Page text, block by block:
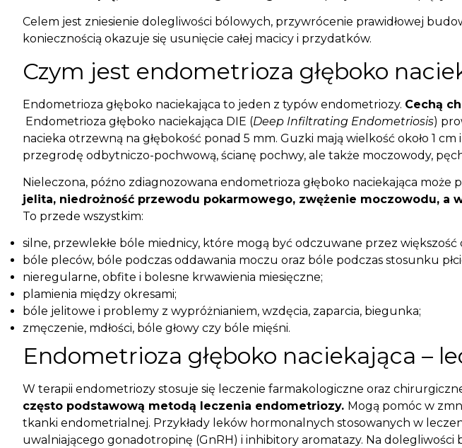
Celem jest zniesienie dolegliwości bólowych, przywrócenie prawidłowej
koniecznością okazuje się usunięcie całej macicy i przydatków.
Czym jest endometrioza głęboko
Endometrioza głęboko naciekająca to jeden z typów endometriozy. Cechą
Endometrioza głęboko naciekająca DIE (Deep Infiltrating Endometriosis)
nacieka otrzewną na głębokość ponad 5 mm. Guzki mają wielkość około 1
przegrodę odbytniczo-pochwową, ścianę pochwy, ale także moczowody,
Nieleczona, późno zdiagnozowana endometrioza głęboko naciekająca może
jelita, niedrożność przewodu pokarmowego, zwężenie moczowodu, a
To przede wszystkim:
silne, przewlekłe bóle miednicy, które mogą być odczuwane przez większość
bóle pleców, bóle podczas oddawania moczu oraz bóle podczas stosunku
nieregularne, obfite i bolesne krwawienia miesięczne;
plamienia między okresami;
bóle jelitowe i problemy z wypróżnianiem, wzdęcia, zaparcia, biegunka;
zmęczenie, mdłości, bóle głowy czy bóle mięśni.
Endometrioza głęboko naciekająca –
W terapii endometriozy stosuje się leczenie farmakologiczne oraz
często podstawową metodą leczenia endometriozy. Mogą pomóc w
tkanki endometrialnej. Przykłady leków hormonalnych stosowanych w
uwalniającego gonadotropinę (GnRH) i inhibitory aromatazy. Na dolegliwości